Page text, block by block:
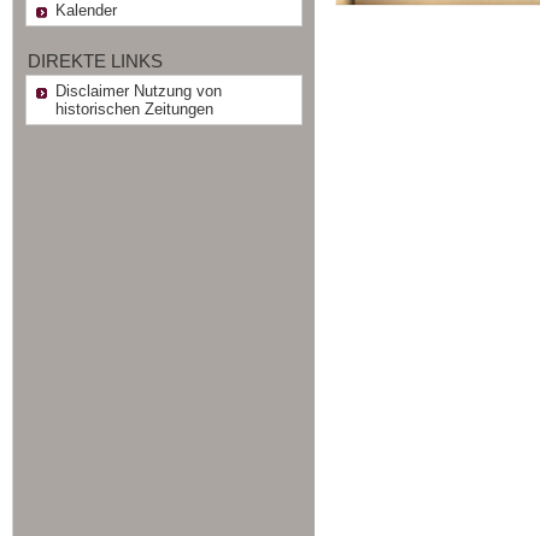
Kalender
DIREKTE LINKS
Disclaimer Nutzung von
historischen Zeitungen